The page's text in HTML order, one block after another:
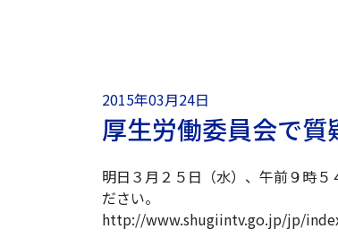
2015年03月24日
厚生労働委員会で質
明日３月２５日（水）、午前９時
ださい。
http://www.shugiintv.go.jp/jp/